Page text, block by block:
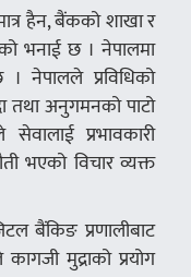
हैन, बैंकको शाखा र
भनाई छ । नेपालमा
प्रविधिको
तथा अनुगमनको पाटो
प्रभावकारी
भएको विचार व्यक्त
बैंकिङ प्रणालीबाट
मुद्राको प्रयोग